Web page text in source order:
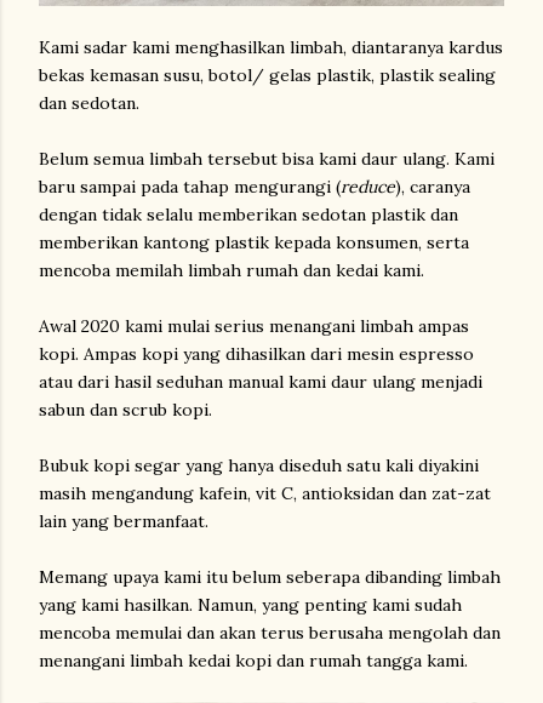
Kami sadar kami menghasilkan limbah, diantaranya kardus
bekas kemasan susu, botol/ gelas plastik, plastik sealing
dan sedotan.
Belum semua limbah tersebut bisa kami daur ulang. Kami
baru sampai pada tahap mengurangi (reduce), caranya
dengan tidak selalu memberikan sedotan plastik dan
memberikan kantong plastik kepada konsumen, serta
mencoba memilah limbah rumah dan kedai kami.
Awal 2020 kami mulai serius menangani limbah ampas
kopi. Ampas kopi yang dihasilkan dari mesin espresso
atau dari hasil seduhan manual kami daur ulang menjadi
sabun dan scrub kopi.
Bubuk kopi segar yang hanya diseduh satu kali diyakini
masih mengandung kafein, vit C, antioksidan dan zat-zat
lain yang bermanfaat.
Memang upaya kami itu belum seberapa dibanding limbah
yang kami hasilkan. Namun, yang penting kami sudah
mencoba memulai dan akan terus berusaha mengolah dan
menangani limbah kedai kopi dan rumah tangga kami.